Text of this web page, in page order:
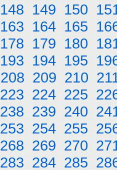
148 149 150
163 164 165
178 179 180
193 194 195
208 209 210
223 224 225
238 239 240
253 254 255
268 269 270
283 284 285